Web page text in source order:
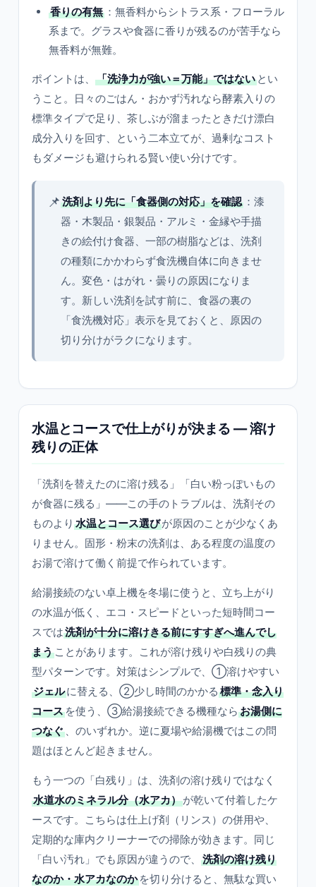
香りの有無 ：無香料からシトラス系・フローラル
系まで。グラスや食器に香りが残るのが苦手なら
無香料が無難。
ポイントは、 「洗浄力が強い＝万能」ではない とい
うこと。日々のごはん・おかず汚れなら酵素入りの
標準タイプで足り、茶しぶが溜まったときだけ漂白
成分入りを回す、という二本立てが、過剰なコスト
もダメージも避けられる賢い使い分けです。
📌 洗剤より先に「食器側の対応」を確認 ：漆
器・木製品・銀製品・アルミ・金縁や手描
きの絵付け食器、一部の樹脂などは、洗剤
の種類にかかわらず食洗機自体に向きませ
ん。変色・はがれ・曇りの原因になりま
す。新しい洗剤を試す前に、食器の裏の
「食洗機対応」表示を見ておくと、原因の
切り分けがラクになります。
水温とコースで仕上がりが決まる ― 溶け
残りの正体
「洗剤を替えたのに溶け残る」「白い粉っぽいもの
が食器に残る」――この手のトラブルは、洗剤その
ものより 水温とコース選びが原因のことが少なくあ
りません。固形・粉末の洗剤は、ある程度の温度の
お湯で溶けて働く前提で作られています。
給湯接続のない卓上機を冬場に使うと、立ち上がり
の水温が低く、エコ・スピードといった短時間コー
スでは洗剤が十分に溶けきる前にすすぎへ進んでし
まう ことがあります。これが溶け残りや白残りの典
型パターンです。対策はシンプルで、①溶けやすい
ジェルに替える、②少し時間のかかる 標準・念入り
コース を使う、③給湯接続できる機種なら お湯側に
つなぐ 、のいずれか。逆に夏場や給湯機ではこの問
題はほとんど起きません。
もう一つの「白残り」は、洗剤の溶け残りではなく
水道水のミネラル分（水アカ）が乾いて付着したケ
ースです。こちらは仕上げ剤（リンス）の併用や、
定期的な庫内クリーナーでの掃除が効きます。同じ
「白い汚れ」でも原因が違うので、
洗剤の溶け残り
なのか・水アカなのか を切り分けると、無駄な買い